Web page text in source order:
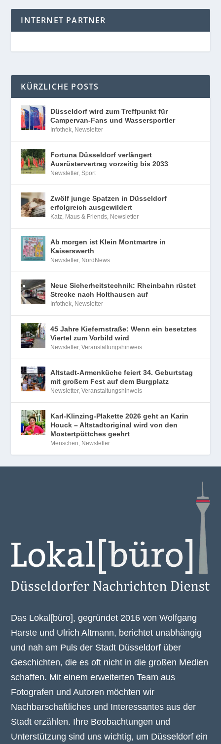
INTERNET PARTNER
KÜRZLICHE POSTS
Düsseldorf wird zum Treffpunkt für
Campervan-Fans und Wassersportler
Infothek Newsletter
Fortuna Düsseldorf verlängert
Ausrüstervertrag vorzeitig bis 2033
Newsletter,Sport
Zwölf junge Spatzen in Düsseldorf
erfolgreich ausgewildert
Katz, Maus & Friends Newsletter
Ab morgen ist Klein Montmartre in
Kaiserswerth
Newsletter, NordNews
Neue Sicherheitstechnik: Rheinbahn rüstet
Strecke nach Holthausen auf
Infothek Newsletter
45 Jahre Kiefernstraße: Wenn ein besetztes
Viertel zum Vorbild wird
Newsletter,Veranstaltungshinweis
Altstadt-Armenküche feiert 34. Geburtstag
mit großem Fest auf dem Burgplatz
Newsletter,Veranstaltungshinweis
Karl-Klinzing-Plakette 2026 geht an Karin
Houck – Altstadtoriginal wird von den
Mostertpöttches geehrt
Menschen Newsletter
Das Lokal[büro], gegründet 2016 von Wolfgang
Harste und Ulrich Altmann, berichtet unabhängig
und nah am Puls der Stadt Düsseldorf über
Geschichten, die es oft nicht in die großen Medien
schaffen. Mit einem erweiterten Team aus
Fotografen und Autoren möchten wir
Nachbarschaftliches und Interessantes aus der
Stadt erzählen. Ihre Beobachtungen und
Unterstützung sind uns wichtig, um Düsseldorf ein